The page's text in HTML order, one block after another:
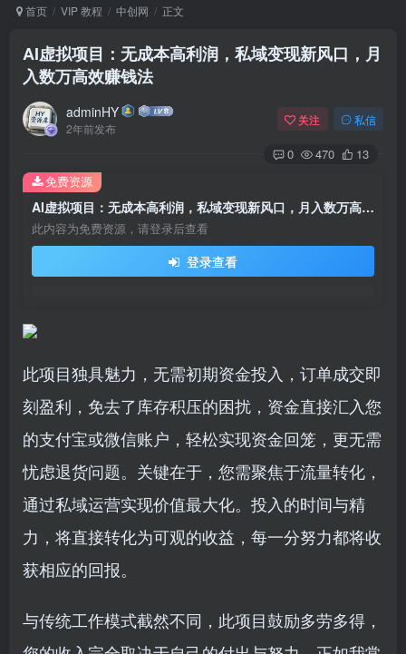
首页 VIP 教程 中创网 正文
AI虚拟项目：无成本高利润，私域变现新风口，月
入数万高效赚钱法
adminHY
2年前发布
关注 私信
0 470 13
AI虚拟项目：无成本高利润，私域变现新风口，月入数万高效赚钱法
此内容为免费资源，请登录后查看
登录查看
免费资源
此项目独具魅力，无需初期资金投入，订单成交即
刻盈利，免去了库存积压的困扰，资金直接汇入您
的支付宝或微信账户，轻松实现资金回笼，更无需
忧虑退货问题。关键在于，您需聚焦于流量转化，
通过私域运营实现价值最大化。投入的时间与精
力，将直接转化为可观的收益，每一分努力都将收
获相应的回报。
与传统工作模式截然不同，此项目鼓励多劳多得，